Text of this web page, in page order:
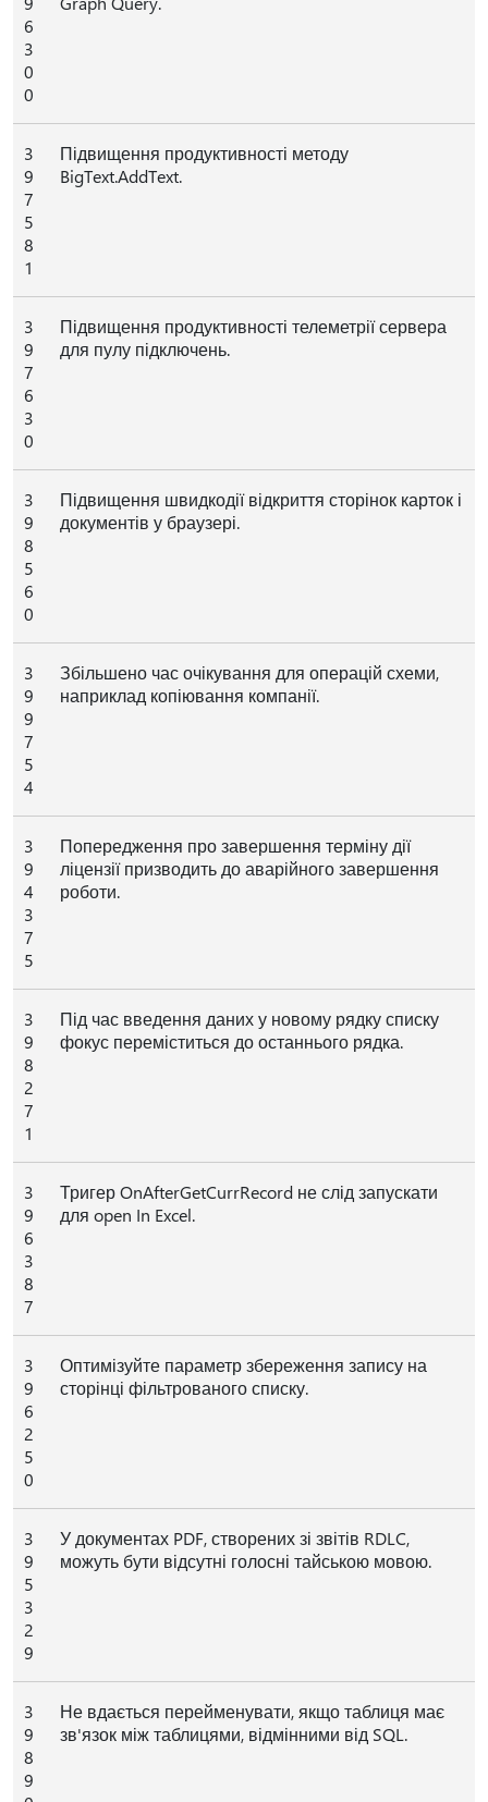
6
3
0
0
3
9
7
5
8
1
Підвищення продуктивності методу
BigText.AddText.
3
9
7
6
3
0
Підвищення продуктивності телеметрії сервера
для пулу підключень.
3
9
8
5
6
0
Підвищення швидкодії відкриття сторінок карток і
документів у браузері.
3
9
9
7
5
4
Збільшено час очікування для операцій схеми,
наприклад копіювання компанії.
3
9
4
3
7
5
Попередження про завершення терміну дії
ліцензії призводить до аварійного завершення
роботи.
3
9
8
2
7
1
Під час введення даних у новому рядку списку
фокус переміститься до останнього рядка.
3
9
6
3
8
7
Тригер OnAfterGetCurrRecord не слід запускати
для open In Excel.
3
9
6
2
5
0
Оптимізуйте параметр збереження запису на
сторінці фільтрованого списку.
3
9
5
3
2
9
У документах PDF, створених зі звітів RDLC,
можуть бути відсутні голосні тайською мовою.
3
9
8
9
Не вдається перейменувати, якщо таблиця має
зв'язок між таблицями, відмінними від SQL.